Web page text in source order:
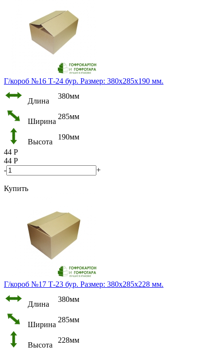
Г/короб №16 Т-24 бур. Размер: 380х285х190 мм.
Длина
380мм
Ширина
285мм
Высота
190мм
44 Р
44 Р
-
+
Купить
Г/короб №17 Т-23 бур. Размер: 380х285х228 мм.
Длина
380мм
Ширина
285мм
Высота
228мм